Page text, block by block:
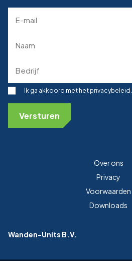
mailadres
(Required)
(Required)
Toestemming
Ik ga akkoord met het privacybeleid.
Over ons
Privacy
Voorwaarden
Downloads
Wanden-Units B.V.